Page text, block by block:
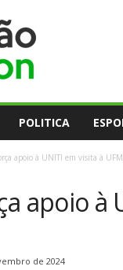
POLITICA
apoio à UNITI em visita à
apoio à
de 2024